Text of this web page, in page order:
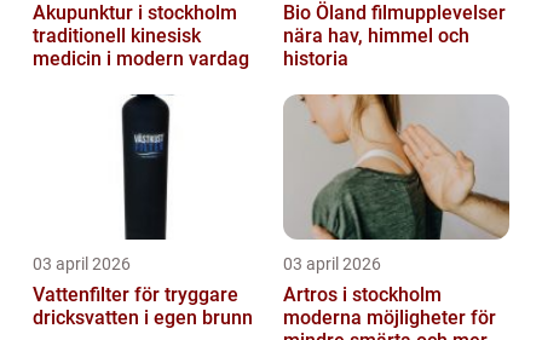
Akupunktur i stockholm
traditionell kinesisk
medicin i modern vardag
Bio Öland filmupplevelser
nära hav, himmel och
historia
03 april 2026
Vattenfilter för tryggare
dricksvatten i egen brunn
03 april 2026
Artros i stockholm
moderna möjligheter för